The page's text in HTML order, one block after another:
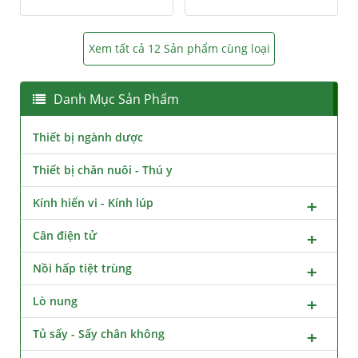
Xem tất cả 12 Sản phẩm cùng loại
Danh Mục Sản Phẩm
Thiết bị ngành dược
Thiết bị chăn nuôi - Thú y
Kính hiển vi - Kính lúp
Cân điện tử
Nồi hấp tiệt trùng
Lò nung
Tủ sấy - Sấy chân không